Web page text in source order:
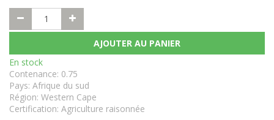
AJOUTER AU PANIER
En stock
Contenance: 0.75
Pays: Afrique du sud
Région: Western Cape
Certification: Agriculture raisonnée